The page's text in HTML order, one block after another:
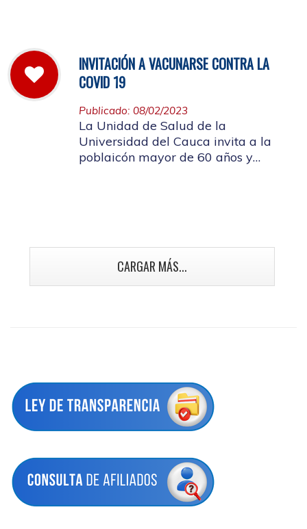
INVITACIÓN A VACUNARSE CONTRA LA
COVID 19
Publicado: 08/02/2023
La Unidad de Salud de la
Universidad del Cauca invita a la
poblaicón mayor de 60 años y
CARGAR MÁS...